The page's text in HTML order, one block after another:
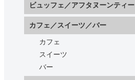
ビュッフェ／アフタヌーンティー
カフェ／スイーツ／バー
カフェ
スイーツ
バー